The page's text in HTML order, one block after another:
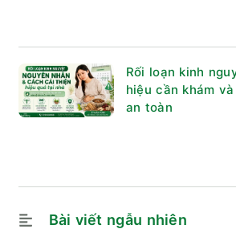
Rối loạn kinh
hiệu cần khám
an toàn
Bài viết ngẫu nhiên